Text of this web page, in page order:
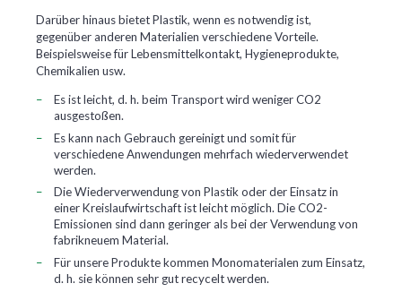
Darüber hinaus bietet Plastik, wenn es notwendig ist,
gegenüber anderen Materialien verschiedene Vorteile.
Beispielsweise für Lebensmittelkontakt, Hygieneprodukte,
Chemikalien usw.
Es ist leicht, d. h. beim Transport wird weniger CO2
ausgestoßen.
Es kann nach Gebrauch gereinigt und somit für
verschiedene Anwendungen mehrfach wiederverwendet
werden.
Die Wiederverwendung von Plastik oder der Einsatz in
einer Kreislaufwirtschaft ist leicht möglich. Die CO2-
Emissionen sind dann geringer als bei der Verwendung von
fabrikneuem Material.
Für unsere Produkte kommen Monomaterialen zum Einsatz,
d. h. sie können sehr gut recycelt werden.